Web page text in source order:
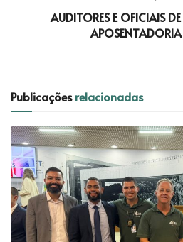
AUDITORES E OFICIAIS
APOSENTADORIA
Publicaçõesrelacionadas